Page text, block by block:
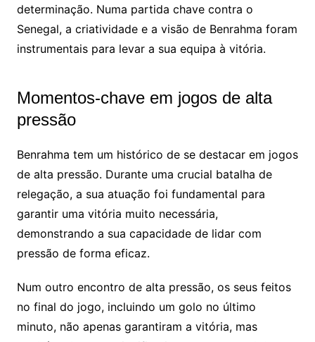
determinação. Numa partida chave contra o
Senegal, a criatividade e a visão de Benrahma foram
instrumentais para levar a sua equipa à vitória.
Momentos-chave em jogos de alta
pressão
Benrahma tem um histórico de se destacar em jogos
de alta pressão. Durante uma crucial batalha de
relegação, a sua atuação foi fundamental para
garantir uma vitória muito necessária,
demonstrando a sua capacidade de lidar com
pressão de forma eficaz.
Num outro encontro de alta pressão, os seus feitos
no final do jogo, incluindo um golo no último
minuto, não apenas garantiram a vitória, mas